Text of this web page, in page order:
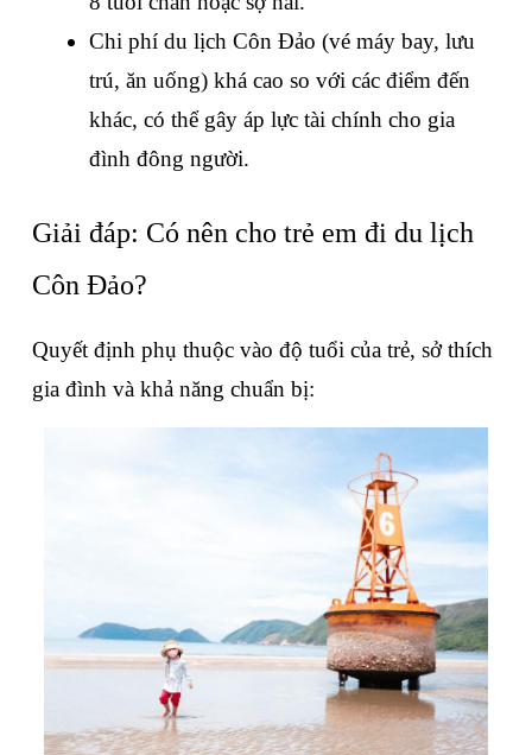
Chi phí du lịch Côn Đảo (vé máy bay, lưu
trú, ăn uống) khá cao so với các điểm đến
khác, có thể gây áp lực tài chính cho gia
đình đông người.
Giải đáp: Có nên cho trẻ em đi du lịch
Côn Đảo?
Quyết định phụ thuộc vào độ tuổi của trẻ, sở thích
gia đình và khả năng chuẩn bị: